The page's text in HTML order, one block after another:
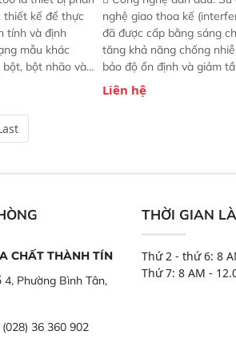
thiết kế để thực
tính và định
mẫu khác
bột nhão và
cho phép bất
hiện phân tích
một nút bấm
nơi. Chuyên
nghệ giao thoa kế
đã được cấp bằng sáng
tăng khả năng chống
bảo độ ổn định và giảm
 Phạm vi ứng dụng rộng:
nhu cầu kiểm tra đa dạng
Liên hệ
CHẤT THÀNH TÍN
Phường Bình Tân,
(028) 36 360 902
THỜI GIAN
Thứ 2 - thứ 6: 8
Thứ 7: 8 AM -